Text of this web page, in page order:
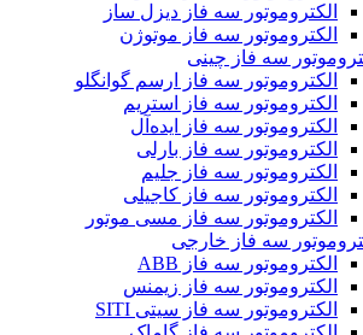
الکتروموتور سه فاز دیزل ساز
الکتروموتور سه فاز موتوژن
سه فاز چینی
الکتروموتور سه فاز ارسم گوانگلو
الکتروموتور سه فاز استریم
الکتروموتور سه فاز ایده‌آل
الکتروموتور سه فاز بارلی
الکتروموتور سه فاز جلیم
الکتروموتور سه فاز کاجیلی
الکتروموتور سه فاز مسی موتور
سه فاز خارجی
الکتروموتور سه فاز ABB
الکتروموتور سه فاز زیمنس
الکتروموتور سه فاز سیتی SITI